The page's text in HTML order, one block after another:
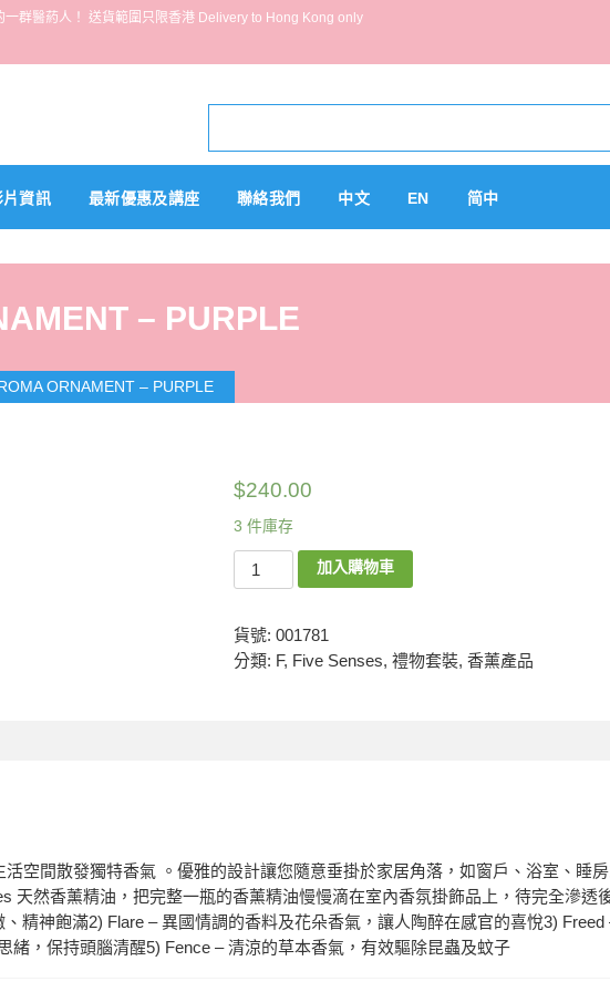
一群醫葯人！ 送貨範圍只限香港 Delivery to Hong Kong only
片資訊 最新優惠及講座 聯絡我們 中文 EN 简中
– PURPLE
ORNAMENT – PURPLE
$240.00
3 件庫存
加入購物車
貨號: 001781
分類: F, Five Senses, 禮物套裝, 香薰產品
空間散發獨特香氣 。優雅的設計讓您隨意垂掛於家居角落，如窗戶、浴室、睡
天然香薰精油，把完整一瓶的香薰精油慢慢滴在室內香氛掛飾品上，待完全滲透
精神飽滿2) Flare – 異國情調的香料及花朵香氣，讓人陶醉在感官的喜悅3)
緒，保持頭腦清醒5) Fence – 清涼的草本香氣，有效驅除昆蟲及蚊子